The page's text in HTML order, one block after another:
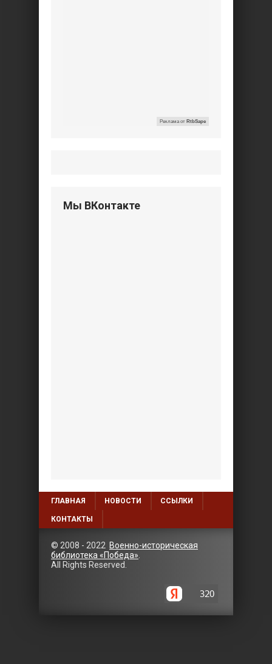
Реклама от RtbSape
Мы ВКонтакте
ГЛАВНАЯ НОВОСТИ ССЫЛКИ
КОНТАКТЫ
© 2008 - 2022 Военно-историческая
библиотека «Победа»
All Rights Reserved.